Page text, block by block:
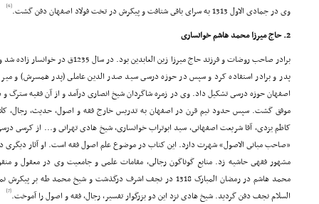
وى در جمادى الاول 1313 به سراى باقى شتافت و پیکرش در تخت فولاد اصفهان دفن گشت.
[6]
2. حاج میرزا محمد هاشم خوانسارى
برادر صاحب روضات و فرزند حاج میرزا زین
پدر و برادر استفاده کرد و سپس در حوزه درسى سید صدر الدین عاملى (پدر همسرش) و
اصفهان حوزه درسى تشکیل داد. وى در زمره شاگردان شیخ انصارى درآمد و از آن فقیه سترگ و
موفق گشت. سپس حدود نیم قرن در اصفهان به تدریس خارج فقه و اصول، حدیث، رجال،
کاظم یزدى، آقا شریعت اصفهانى، سید ابوتراب خوانسارى، شیخ هادى تهرانى و... از کرسى
«صاحب مبانى الاصول» شهرت دارد. این کتاب در موضوع علم اصول فقه است. او آثار دیگرى
مشهور فقهى حاشیه زد. منابع گوناگون رجالى، مقامات علمى و جامعیت وى در معقول و
محمد هاشم در رمضان المبارک 1318 در نجف اشرف درگذشت و شیخ محمد
السلام نجف دفن گردید. شیخ هادى نزد این دو بزرگوار تفسیر، رجال، فقه و اصول را آموخت.[7]